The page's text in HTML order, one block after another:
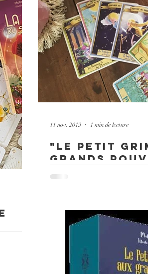
de
"Le Petit
grands
cartes
sorti !
confiance en soi
11 nov. 2019 1 min de lecture